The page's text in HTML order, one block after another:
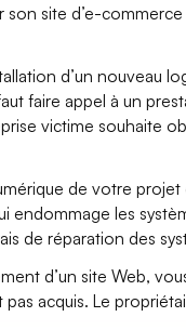
site d’e-
d’un nouveau
faire appel à un
victime souhaite
de votre
endommage les
de réparation des
d’un site Web,
pas acquis. Le